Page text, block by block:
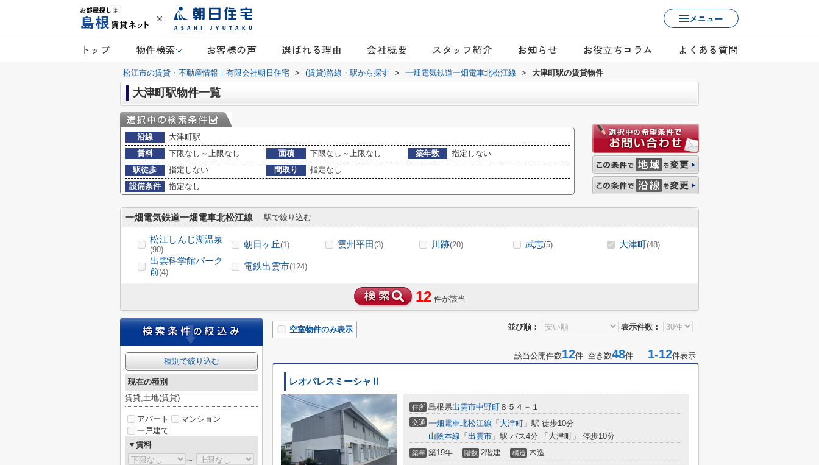
メニュー
トップ 物件検索 お客様の声 選ばれる理由 会社概要 スタッフ紹介 お知らせ お役立ちコラム よくある質問
松江市の賃貸・不動産情報｜有限会社朝日住宅 > (賃貸)路線・駅から探す > 一畑電気鉄道一畑電車北松江線 > 大津町駅の賃貸物件
大津町駅物件一覧
沿線
大津町駅
賃料
下限なし～上限なし 面積 下限なし～上限なし 築年数
指定しない
駅徒歩
指定しない 間取り
指定なし
設備条件
指定なし
一畑電気鉄道一畑電車北松江線 駅で絞り込む
松江しんじ湖温泉
(90)
朝日ヶ丘(1) 雲州平田(3) 川跡(20) 武志(5) 大津町(48)
出雲科学館パーク
前(4)
電鉄出雲市(124)
12 件が該当
並び順： 表示件数：
空室物件のみ表示
該当公開件数12件 空き数48件 1-12件表示
レオパレスミーシャⅡ
住所 島根県出雲市中野町 ８５４－１
交通 一畑電車北松江線 「 大津町 」駅 徒歩10分
山陰本線 「 出雲市 」駅 バス4分 「大津町」 停歩10分
築年 築19年 階数 2階建 構造 木造
種別で絞り込む
現在の種別
賃貸,土地(賃貸)
アパート
マンション
一戸建て
▼賃料
～